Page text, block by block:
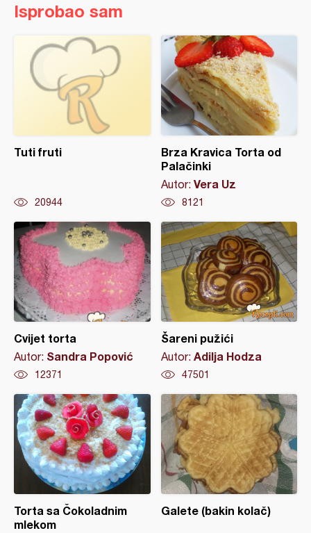
Isprobao sam
Tuti fruti
20944
Brza Kravica Torta od
Palačinki
Autor: Vera Uz
8121
Cvijet torta
Autor: Sandra Popović
12371
Šareni pužići
Autor: Adilja Hodza
47501
Torta sa Čokoladnim
mlekom
Galete (bakin kolač)